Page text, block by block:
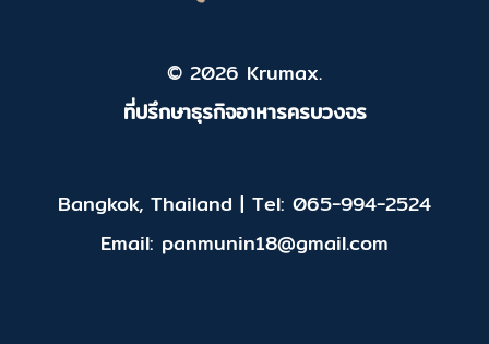
© 2026 Krumax.
ที่ปรึกษาธุรกิจอาหารครบวงจร
Bangkok, Thailand | Tel: 065-994-2524
Email: panmunin18@gmail.com